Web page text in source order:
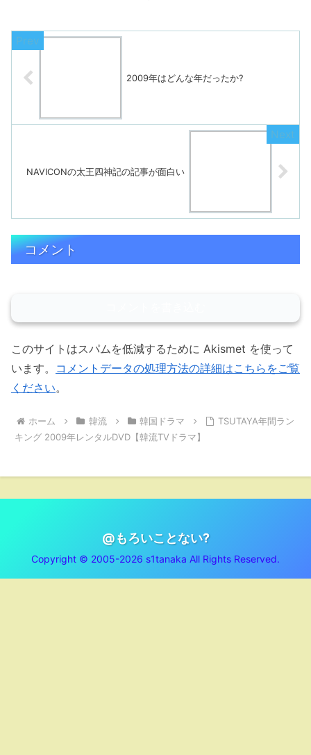
2009年はどんな年だったか?
NAVICONの太王四神記の記事が面白い
コメント
このサイトはスパムを低減するために Akismet を使って
います。 コメントデータの処理方法の詳細はこちらをご覧
ください。
ホーム 韓流 韓国ドラマ
TSUTAYA年間ラン
キング 2009年レンタルDVD【韓流TVドラマ】
@もろいことない?
Copyright © 2005-2026 s1tanaka All Rights Reserved.